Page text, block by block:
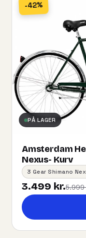
-42%
PÅ LAGER
Amsterdam
Nexus- Kurv
3 Gear Shimano
3.499 kr.5.999